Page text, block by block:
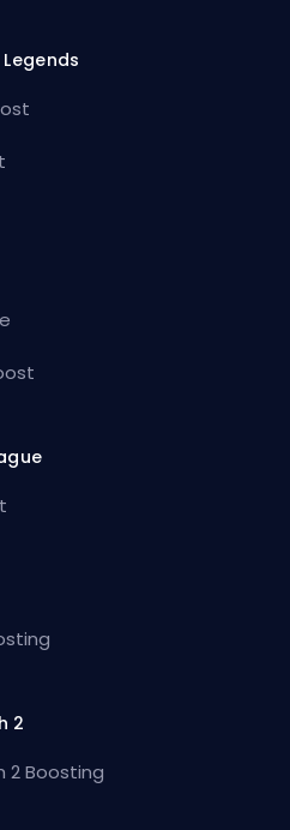
2
2 Boosting